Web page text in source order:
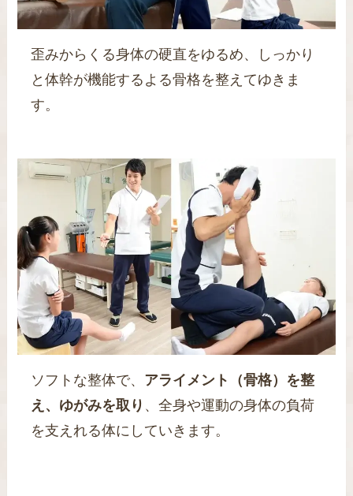
歪みからくる身体の硬直をゆるめ、しっかり
と体幹が機能するよる骨格を整えてゆきま
す。
ソフトな整体で、 アライメント（骨格）を整
え、ゆがみを取り 、全身や運動の身体の負荷
を支えれる体にしていきます。